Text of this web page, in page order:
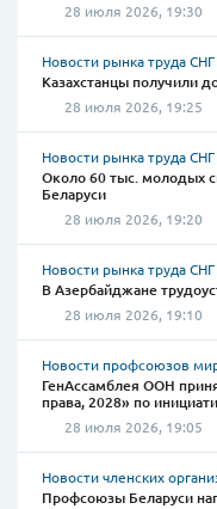
28 июля 2026, 19:30
Новости рынка труда
Казахстанцы получили
28 июля 2026, 19:25
Новости рынка труда
Около 60 тыс. молодых
Беларуси
28 июля 2026, 19:20
Новости рынка труда
В Азербайджане
28 июля 2026, 19:10
Новости профсоюзов
ГенАссамблея ООН
права, 2028» по
28 июля 2026, 19:05
Новости членских
Профсоюзы Беларуси